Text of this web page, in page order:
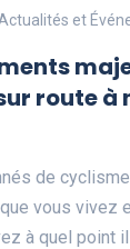
Actualités et
route à
de
vous vivez
à quel point